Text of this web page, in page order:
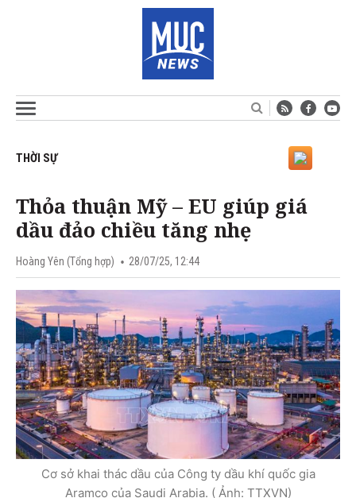
THỜI SỰ
Thỏa thuận Mỹ – EU giúp giá
dầu đảo chiều tăng nhẹ
Hoàng Yên (Tổng hợp) 28/07/25, 12:44
Cơ sở khai thác dầu của Công ty dầu khí quốc gia
Aramco của Saudi Arabia. ( Ảnh: TTXVN)